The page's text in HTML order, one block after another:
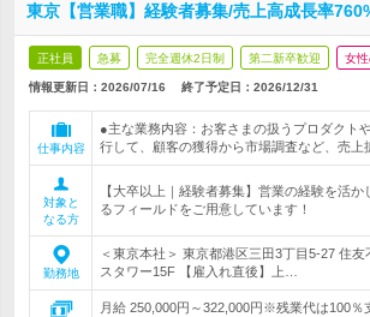
東京【営業職】経験者募集/売上高成長率
正社員 急募 完全週休2日制 第二新卒歓迎 女
情報更新日：2026/07/16 終了予定日： 2026/12/31
仕事内容
●主な業務内容：お客さまの扱うプロダクト
行して、顧客の獲得から市場調査など、売上
対象と
なる方
【大卒以上｜経験者募集】営業の経験を活か
るフィールドをご用意しています！
勤務地
＜東京本社＞ 東京都港区三田3丁目5-27 住
スタワー15F 【雇入れ直後】上…
月給 250,000円～322,000円※残業代は100